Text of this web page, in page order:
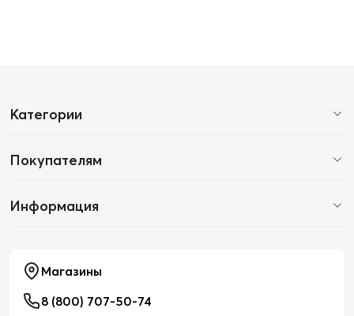
Категории
Покупателям
Информация
Магазины
8 (800) 707-50-74